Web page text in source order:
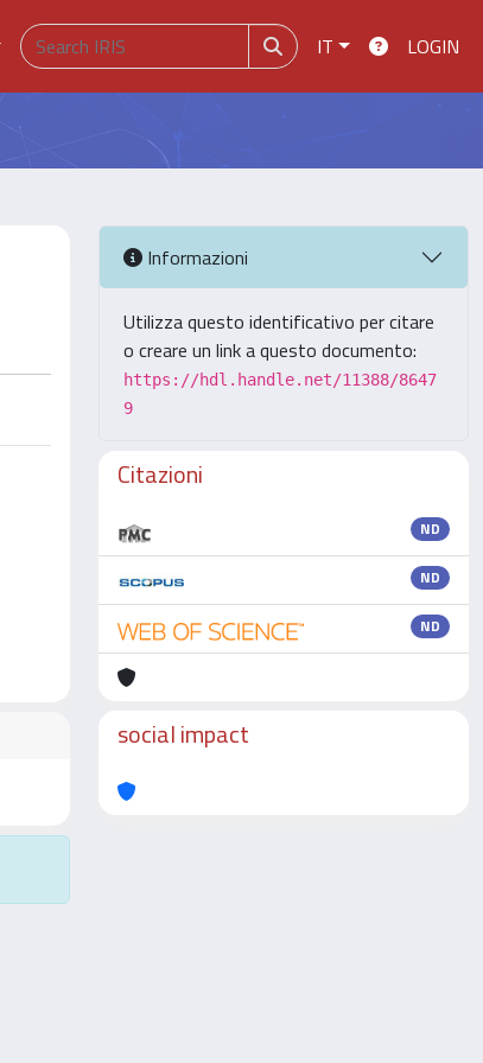
IT LOGIN
Informazioni
Utilizza questo identificativo per citare
o creare un link a questo documento:
https://hdl.handle.net/11388/8647
9
Citazioni
ND
ND
ND
social impact